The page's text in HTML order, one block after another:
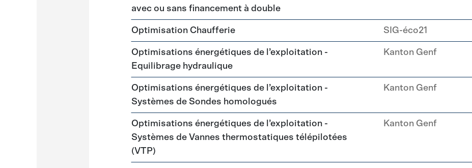
avec ou sans financement à double
Optimisation Chaufferie SIG-éco21
Optimisations énergétiques de l’exploitation -
Equilibrage hydraulique
Kanton Genf
Optimisations énergétiques de l’exploitation -
Systèmes de Sondes homologués
Kanton Genf
Optimisations énergétiques de l’exploitation -
Systèmes de Vannes thermostatiques télépilotées
(VTP)
Kanton Genf